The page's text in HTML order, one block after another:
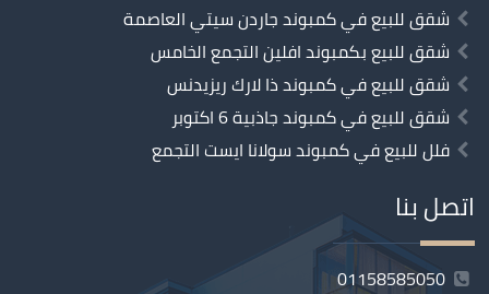
شقق للبيع في كمبوند جاردن سيتي العاصمة
شقق للبيع بكمبوند افلين التجمع الخامس
شقق للبيع في كمبوند ذا لارك ريزيدنس
شقق للبيع في كمبوند جاذبية 6 اكتوبر
فلل للبيع في كمبوند سولانا ايست التجمع
اتصل بنا